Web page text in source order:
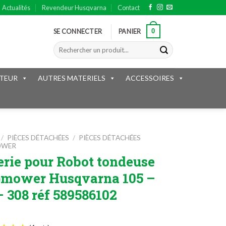
Actualités Revendeur Husqvarna Contact
SE CONNECTER PANIER
0
Recherche
pour :
AUTRES MATERIELS ACCESSOIRES
/ PIÈCES DÉTACHÉES / PIÈCES DÉTACHÉES
pour Robot tondeuse
Husqvarna 105 –
308 réf 589586102